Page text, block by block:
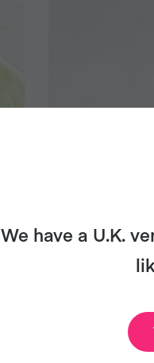
We have a U.K.